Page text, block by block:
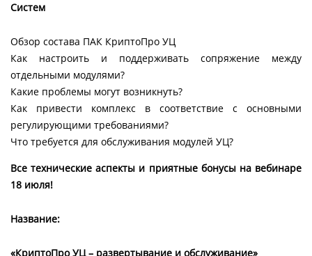
Систем
Обзор состава ПАК КриптоПро УЦ
Как настроить и поддерживать сопряжение между
отдельными модулями?
Какие проблемы могут возникнуть?
Как привести комплекс в соответствие с основными
регулирующими требованиями?
Что требуется для обслуживания модулей УЦ?
Все технические аспекты и приятные бонусы на вебинаре
18 июля!
Название:
«КриптоПро УЦ – развертывание и обслуживание»